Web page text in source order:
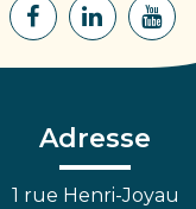
Lien
Facebook
Lien
Lien
Adresse
1 rue Henri-Joyau